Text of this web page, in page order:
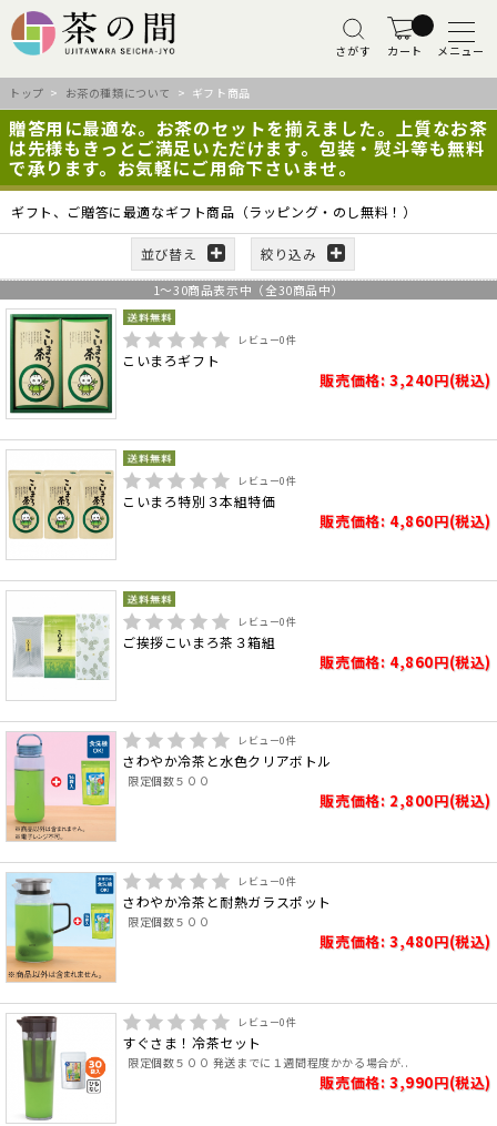
さがす カート メニュー
トップ > お茶の種類について > ギフト商品
贈答用に最適な。お茶のセットを揃えました。上質なお茶
は先様もきっとご満足いただけます。包装・熨斗等も無料
で承ります。お気軽にご用命下さいませ。
ギフト、ご贈答に最適なギフト商品（ラッピング・のし無料！）
並び替え 絞り込み
1～30商品表示中（全30商品中）
レビュー0件
こいまろギフト
販売価格: 3,240円(税込)
レビュー0件
こいまろ特別３本組特価
販売価格: 4,860円(税込)
レビュー0件
ご挨拶こいまろ茶３箱組
販売価格: 4,860円(税込)
レビュー0件
さわやか冷茶と水色クリアボトル
限定個数５００
販売価格: 2,800円(税込)
レビュー0件
さわやか冷茶と耐熱ガラスポット
限定個数５００
販売価格: 3,480円(税込)
レビュー0件
すぐさま！冷茶セット
限定個数５００ 発送までに１週間程度かかる場合が..
販売価格: 3,990円(税込)